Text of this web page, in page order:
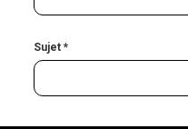
Sujet*